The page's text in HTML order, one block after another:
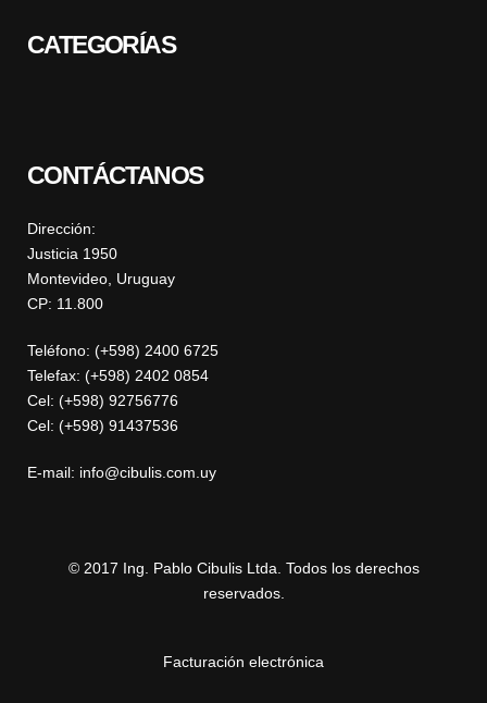
CATEGORÍAS
CONTÁCTANOS
Dirección:
Justicia 1950
Montevideo, Uruguay
CP: 11.800
Teléfono: (+598) 2400 6725
Telefax: (+598) 2402 0854
Cel: (+598) 92756776
Cel: (+598) 91437536
E-mail: info@cibulis.com.uy
© 2017 Ing. Pablo Cibulis Ltda. Todos los derechos
reservados.
Facturación electrónica